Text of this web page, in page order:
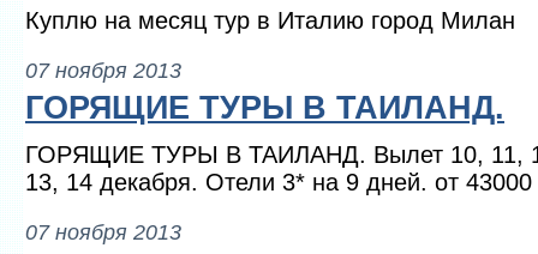
Куплю на месяц тур в Италию город Милан
07 ноября 2013
ГОРЯЩИЕ ТУРЫ В ТАИЛАНД.
ГОРЯЩИЕ ТУРЫ В ТАИЛАНД. Вылет 10, 11,
13, 14 декабря. Отели 3* на 9 дней. от 43000
07 ноября 2013